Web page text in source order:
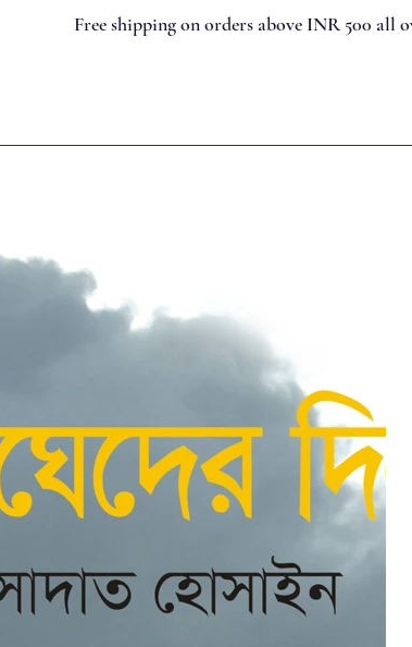
Free shipping on orders above INR 500 all